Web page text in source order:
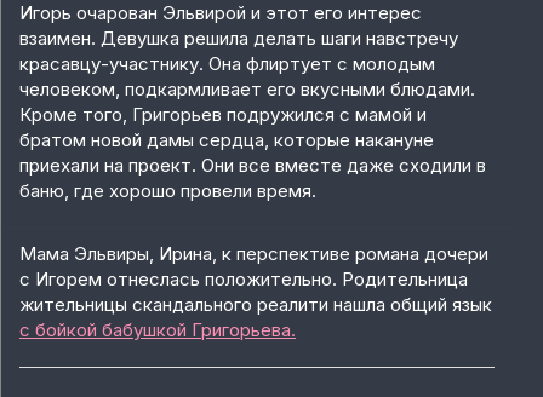
Игорь очарован Эльвирой и этот его интерес
взаимен. Девушка решила делать шаги навстречу
красавцу-участнику. Она флиртует с молодым
человеком, подкармливает его вкусными блюдами.
Кроме того, Григорьев подружился с мамой и
братом новой дамы сердца, которые накануне
приехали на проект. Они все вместе даже сходили в
баню, где хорошо провели время.
Мама Эльвиры, Ирина, к перспективе романа дочери
с Игорем отнеслась положительно. Родительница
жительницы скандального реалити нашла общий язык
с бойкой бабушкой Григорьева.